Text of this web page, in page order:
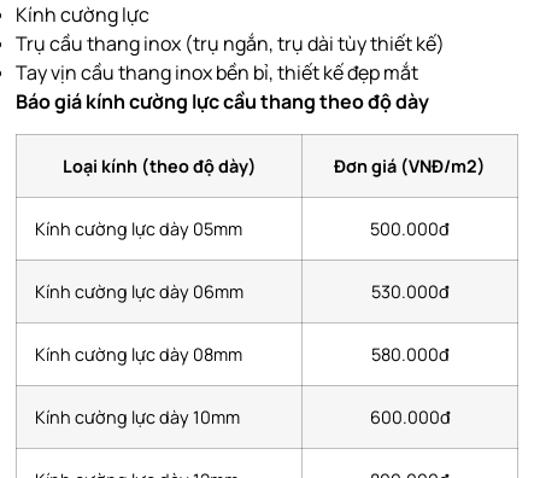
Kính cường lực
Trụ cầu thang inox (trụ ngắn, trụ dài tùy thiết kế)
Tay vịn cầu thang inox bền bỉ, thiết kế đẹp mắt
Báo giá kính cường lực cầu thang theo độ dày
Loại kính (theo độ dày) Đơn giá (VNĐ/m2)
Kính cường lực dày 05mm 500.000đ
Kính cường lực dày 06mm 530.000đ
Kính cường lực dày 08mm 580.000đ
Kính cường lực dày 10mm 600.000đ